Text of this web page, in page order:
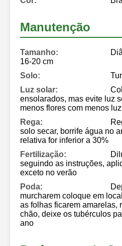
Manutenção
Tamanho:
16-20 cm
Solo:
Luz solar:
ensolarados, mas evite luz
menos flores com menos
Rega:
solo secar, borrife água no
relativa for inferior a 30%
Fertilização:
seguindo as instruções,
exceto no verão
Poda:
murcharem coloque em
as folhas ficarem amarelas,
chão, deixe os tubérculos
ano